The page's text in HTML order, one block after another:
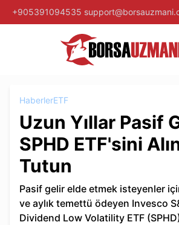
+905391094535
HaberlerETF
Uzun Yıllar Pasif
SPHD ETF'sini
Tutun
Pasif gelir elde etmek isteyenler
ve aylık temettü ödeyen Invesco
Dividend Low Volatility ETF